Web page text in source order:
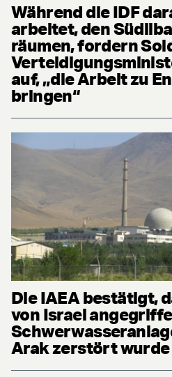
Während die IDF
arbeitet, den
räumen, fordern
auf, „die Arbeit zu
bringen“
Die IAEA bestätigt,
von Israel
Arak zerstört wurde